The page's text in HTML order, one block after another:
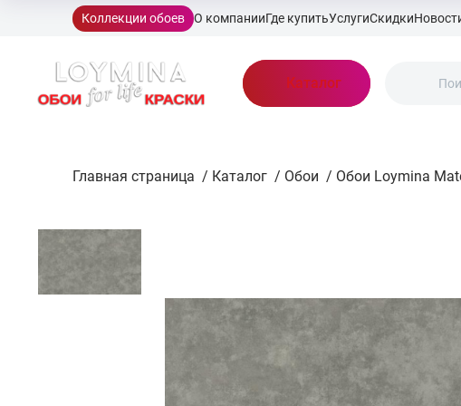
Коллекции обоев О компанииГде купитьУслугиСкидки
Каталог
Главная страница / Каталог / Обои / Обои Loymina